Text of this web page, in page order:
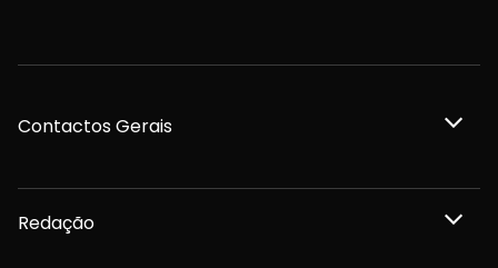
Contactos Gerais
Redação